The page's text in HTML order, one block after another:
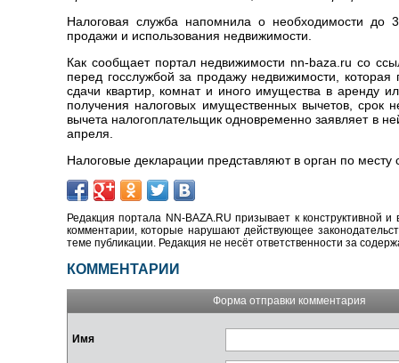
Налоговая служба напомнила о необходимости до
продажи и использования недвижимости.
Как сообщает портал недвижимости nn-baza.ru со
перед госслужбой за продажу недвижимости,
сдачи квартир, комнат и иного имущества в аренду
получения налоговых имущественных вычетов,
вычета налогоплательщик одновременно заявляет в
апреля.
Налоговые декларации представляют в орган по месту
Редакция портала NN-BAZA.RU призывает к конструктивной
комментарии, которые нарушают действующее
теме публикации. Редакция не несёт ответственности за
КОММЕНТАРИИ
Форма отправки комментария
Имя